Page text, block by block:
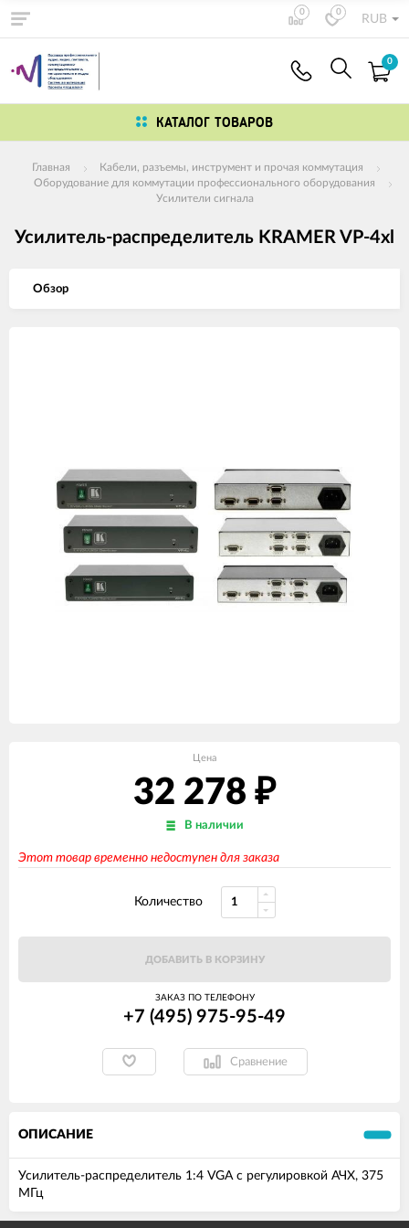
0 0
RUB
0
КАТАЛОГ ТОВАРОВ
Главная
Кабели, разъемы, инструмент и прочая коммутация
Оборудование для коммутации профессионального оборудования
Усилители сигнала
Усилитель-распределитель KRAMER VP-4xl
Обзор
Цена
32 278 ₽
В наличии
Этот товар временно недоступен для заказа
Количество
ДОБАВИТЬ В КОРЗИНУ
ЗАКАЗ ПО ТЕЛЕФОНУ
+7 (495) 975-95-49
Сравнение
ОПИСАНИЕ
Усилитель-распределитель 1:4 VGA с регулировкой АЧХ, 375
МГц